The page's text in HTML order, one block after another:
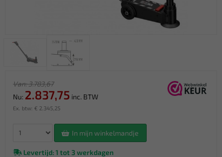
Van: 3.783,67
Nu: 2.837,75 inc. BTW
Ex. btw: € 2.345,25
In mijn winkelmandje
Levertijd: 1 tot 3 werkdagen